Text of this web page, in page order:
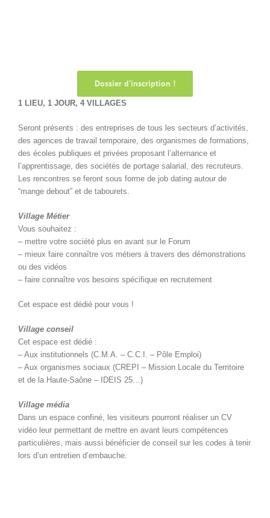
Dossier d’inscription !
1 LIEU, 1 JOUR, 4 VILLAGES
Seront présents : des entreprises de tous les secteurs d’activités,
des agences de travail temporaire, des organismes de formations,
des écoles publiques et privées proposant l’alternance et
l’apprentissage, des sociétés de portage salarial, des recruteurs.
Les rencontres se feront sous forme de job dating autour de
“mange debout” et de tabourets.
Village Métier
Vous souhaitez :
– mettre votre société plus en avant sur le Forum
– mieux faire connaître vos métiers à travers des démonstrations
ou des vidéos
– faire connaître vos besoins spécifique en recrutement
Cet espace est dédié pour vous !
Village conseil
Cet espace est dédié :
– Aux institutionnels (C.M.A. – C.C.I. – Pôle Emploi)
– Aux organismes sociaux (CREPI – Mission Locale du Territoire
et de la Haute-Saône – IDEIS 25…)
Village média
Dans un espace confiné, les visiteurs pourront réaliser un CV
vidéo leur permettant de mettre en avant leurs compétences
particulières, mais aussi bénéficier de conseil sur les codes à tenir
lors d’un entretien d’embauche.